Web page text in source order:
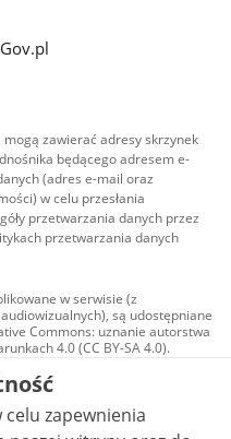
zawierać adresy skrzynek
będącego adresem e-
(adres e-mail oraz
w celu przesłania
przetwarzania danych przez
przetwarzania danych
w serwisie (z
są udostępniane
Commons: uznanie autorstwa
4.0 (CC BY-SA 4.0).
w tym zdjęcia, materiały
na licencji typu
autorstwa użycie
zależnych 4.0 (CC BY-
jest to stwierdzone inaczej.
zapewnienia